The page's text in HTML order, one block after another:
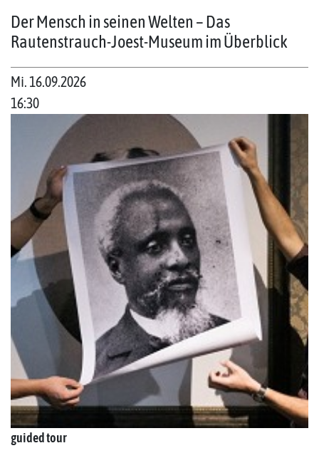
Der Mensch in seinen Welten – Das
Rautenstrauch-Joest-Museum im Überblick
Mi. 16.09.2026
16:30
guided tour